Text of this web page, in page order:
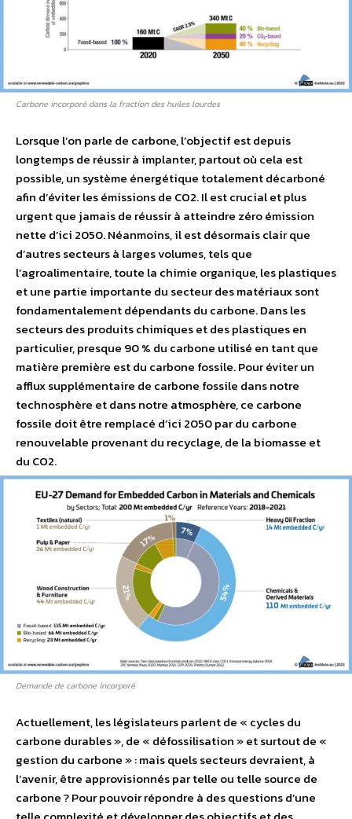
Carbone incorporé dans la fraction des huiles lourdes
Lorsque l’on parle de carbone, l’objectif est depuis
longtemps de réussir à implanter, partout où cela est
possible, un système énergétique totalement décarboné
afin d’éviter les émissions de CO2. Il est crucial et plus
urgent que jamais de réussir à atteindre zéro émission
nette d’ici 2050. Néanmoins, il est désormais clair que
d’autres secteurs à larges volumes, tels que
l’agroalimentaire, toute la chimie organique, les plastiques
et une partie importante du secteur des matériaux sont
fondamentalement dépendants du carbone. Dans les
secteurs des produits chimiques et des plastiques en
particulier, presque 90 % du carbone utilisé en tant que
matière première est du carbone fossile. Pour éviter un
afflux supplémentaire de carbone fossile dans notre
technosphère et dans notre atmosphère, ce carbone
fossile doit être remplacé d’ici 2050 par du carbone
renouvelable provenant du recyclage, de la biomasse et
du CO2.
Demande de carbone incorporé
Actuellement, les législateurs parlent de « cycles du
carbone durables », de « défossilisation » et surtout de «
gestion du carbone » : mais quels secteurs devraient, à
l’avenir, être approvisionnés par telle ou telle source de
carbone ? Pour pouvoir répondre à des questions d’une